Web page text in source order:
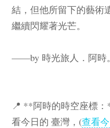
結，但他所留下的藝術
繼續閃耀著光芒。
——by 時光旅人．阿時。
📍 **阿時的時空座標
看今日的 臺灣，(查看